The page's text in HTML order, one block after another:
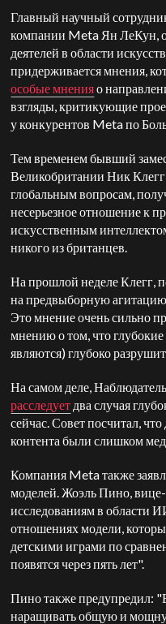
Главный научный
компании Meta Ян ЛеКун,
деятелей в области
придерживается мнения,
особые мненияо
взгляды, критикующие
у конкурентов Meta по
Тем временем бывший
Великобритании Ник
глобальным вопросам,
несерьезное отношение к
искусственным
никого из британцев.
На прошлой неделе Клегг,
на предвыборную
Это мнение очень сильно
мнению о том, что
являются) глубоко
На самом деле,
расследует два случая
сейчас. Совет посчитал,
контента были слишком
Компания Meta также
моделей. Жоэль Пино,
исследованиям в области
отношениях модели,
детскими играми по
появятся через пять лет".
Пино также предупредил:
наращивать общую и